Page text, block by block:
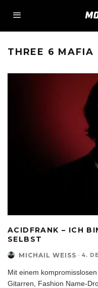
THREE 6 MAFIA
ACIDFRANK – ICH
SELBST
MICHAIL WEISS · 4.
Mit einem
Gitarren, Fashion Name-